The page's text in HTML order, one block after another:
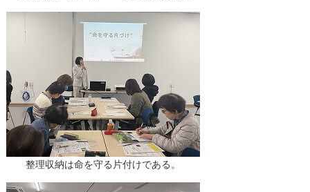
整理収納は命を守る片付けである。